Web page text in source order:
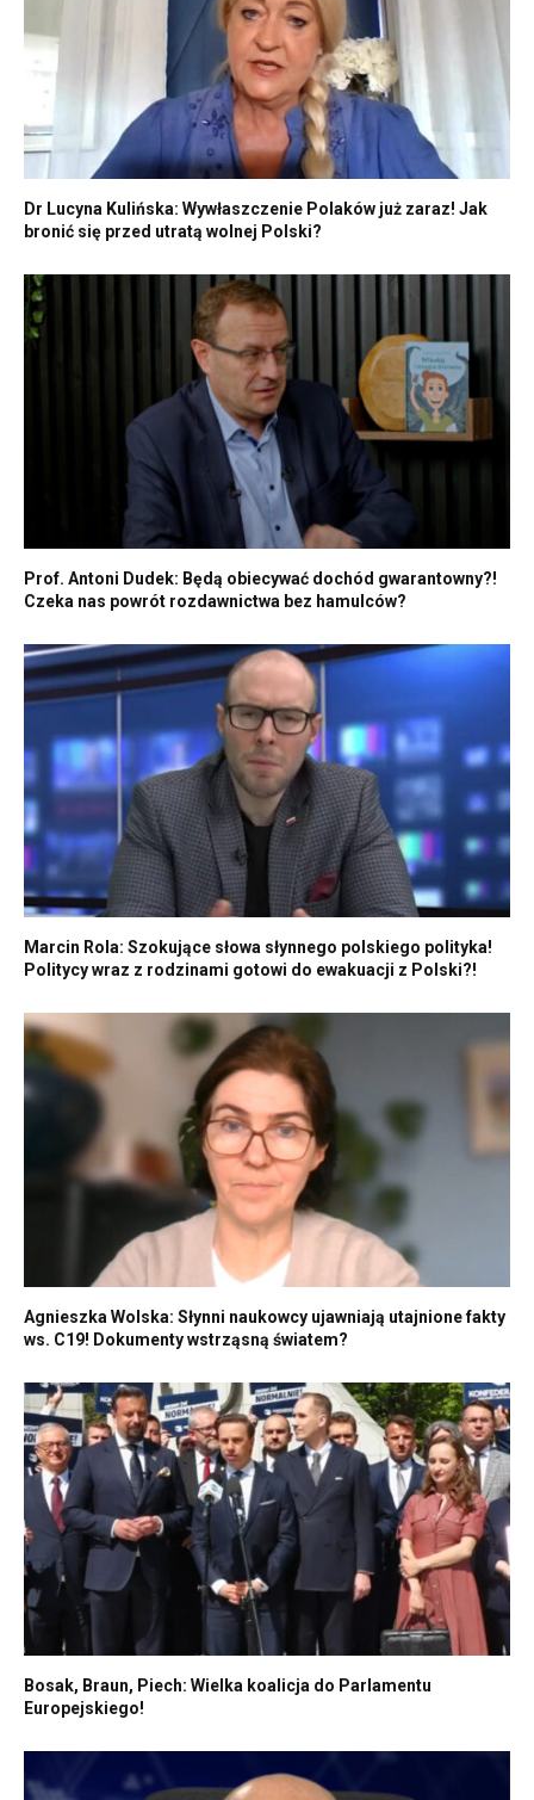
Dr Lucyna Kulińska: Wywłaszczenie Polaków już zaraz! Jak
bronić się przed utratą wolnej Polski?
Prof. Antoni Dudek: Będą obiecywać dochód gwarantowny?!
Czeka nas powrót rozdawnictwa bez hamulców?
Marcin Rola: Szokujące słowa słynnego polskiego polityka!
Politycy wraz z rodzinami gotowi do ewakuacji z Polski?!
Agnieszka Wolska: Słynni naukowcy ujawniają utajnione fakty
ws. C19! Dokumenty wstrząsną światem?
Bosak, Braun, Piech: Wielka koalicja do Parlamentu
Europejskiego!